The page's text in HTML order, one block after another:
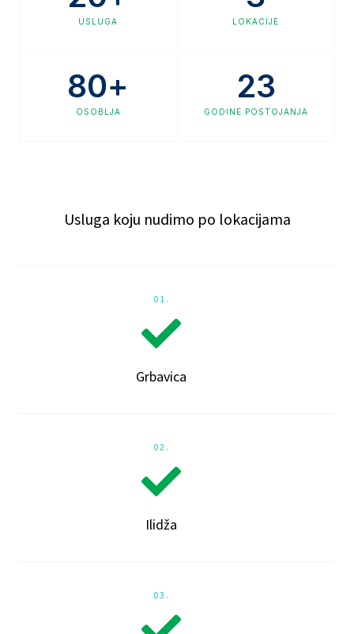
USLUGA LOKACIJE
80+
OSOBLJA
23
GODINE POSTOJANJA
Usluga koju nudimo po lokacijama
01.
Grbavica
02.
Ilidža
03.